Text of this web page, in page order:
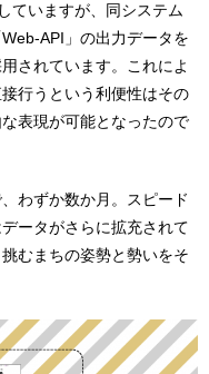
ていますが、同システム
API」の出力データを
されています。これによ
行うという利便性はその
表現が可能となったので
わずか数か月。スピード
ータがさらに拡充されて
むまちの姿勢と勢いをそ